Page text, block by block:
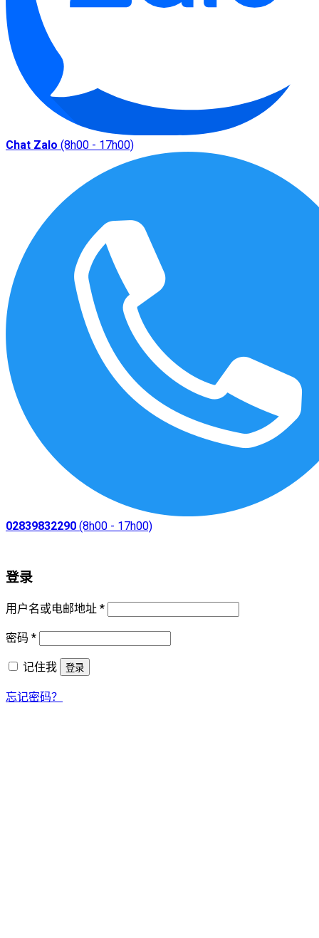
Chat Zalo (8h00 - 17h00)
02839832290 (8h00 - 17h00)
登录
用户名或电邮地址 *必
密码 *必
记住我
登录
忘记密码？